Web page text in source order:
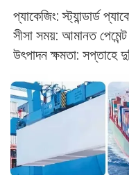
প্যাকেজিং: স্ট্যান্ডার্ড
সীসা সময়: আমানত
উৎপাদন ক্ষমতা: সপ্তাহে